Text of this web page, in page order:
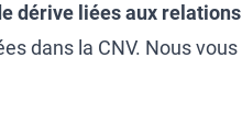
dérive liées aux relations
dans la CNV. Nous vous